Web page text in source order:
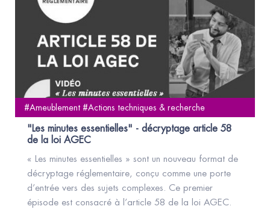
#Ameublement #Actions techniques & recherche
"Les minutes essentielles" - décryptage article 58
de la loi AGEC
« Les minutes essentielles » sont un nouveau format de
décryptage réglementaire, conçu comme une porte
d’entrée vers des sujets complexes. Ce premier
épisode est consacré à l’article 58 de la loi AGEC.